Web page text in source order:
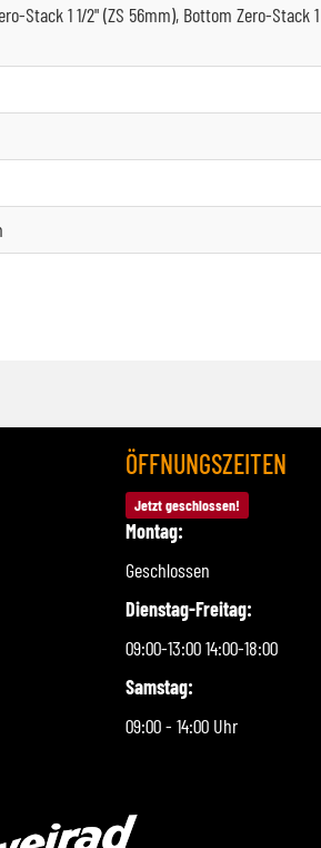
Stack 1 1/2" (ZS 56mm), Bottom Zero-
ÖFFNUNGSZEITEN
Jetzt geschlossen!
Montag:
Geschlossen
Dienstag-Freitag:
09:00-13:00 14:00-18:00
Samstag:
09:00 - 14:00 Uhr